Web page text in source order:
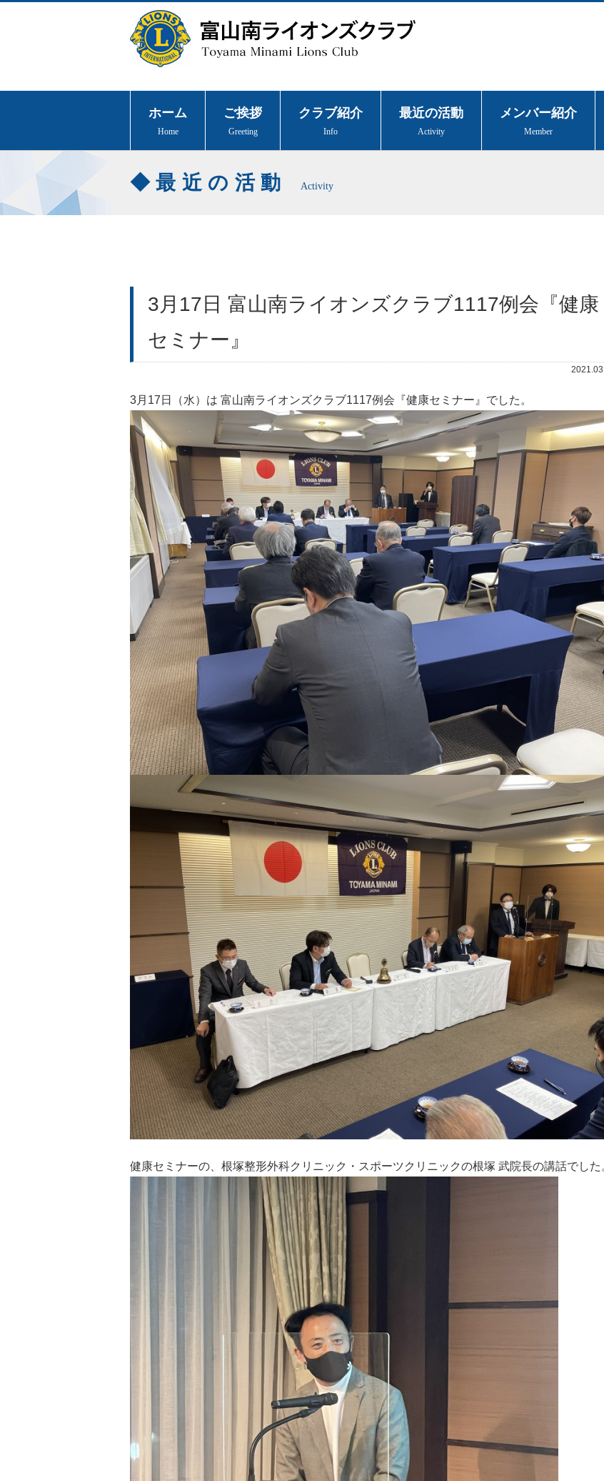
ホーム
Home
ご挨拶
Greeting
クラブ紹介
Info
最近の活動
Activity
メンバー紹介
Member
最近の活動 Activity
3月17日 富山南ライオンズクラブ1117例会『健康
セミナー』
3月17日（水）は 富山南ライオンズクラブ1117例会『健康セミナー』でした。
健康セミナーの、根塚整形外科クリニック・スポーツクリニックの根塚 武院長の講話でした